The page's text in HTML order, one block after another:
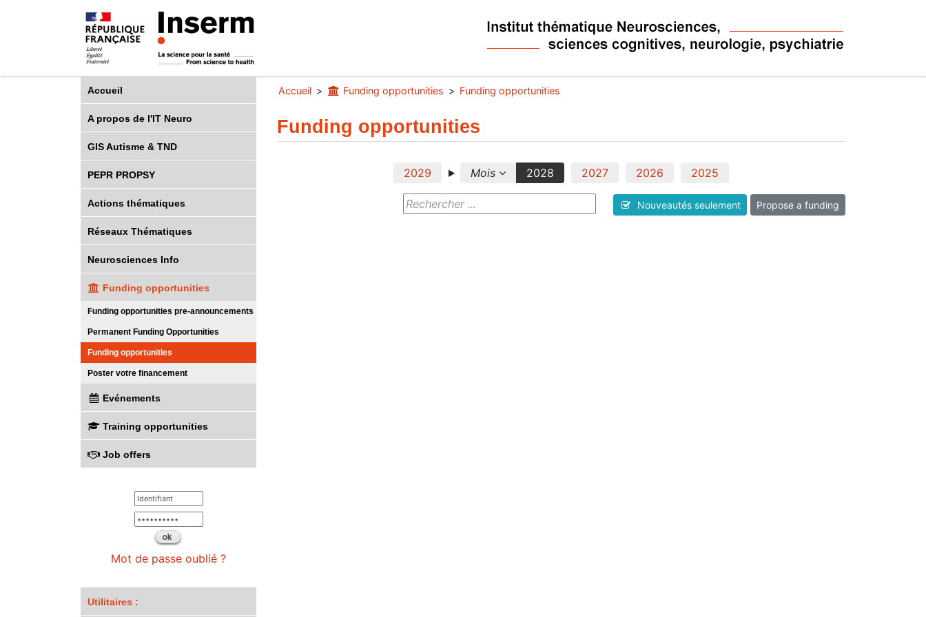
Accueil
A propos de l'IT Neuro
GIS Autisme & TND
PEPR PROPSY
Actions thématiques
Réseaux Thématiques
Neurosciences Info
Funding opportunities
Funding opportunities pre-announcements
Permanent Funding Opportunities
Funding opportunities
Poster votre financement
Evénements
Training opportunities
Job offers
Mot de passe oublié ?
Utilitaires :
Accueil Funding opportunities Funding opportunities
Funding opportunities
2029 Mois 2028 2027 2026 2025
Nouveautés seulement Propose a funding